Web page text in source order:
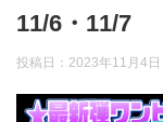
11/6・11/7
投稿日： 2023年11月4日